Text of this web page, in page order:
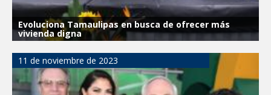
Evoluciona Tamaulipas en busca de ofrecer más
vivienda digna
11 de noviembre de 2023